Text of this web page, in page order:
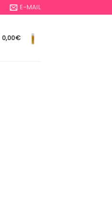
E-MAIL
0,00€